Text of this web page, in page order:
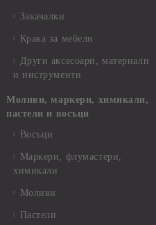
Закачалки
Крака за мебели
Други аксесоари, материали
и инструменти
Моливи, маркери, химикали,
пастели и восъци
Восъци
Маркери, флумастери,
химикали
Моливи
Пастели